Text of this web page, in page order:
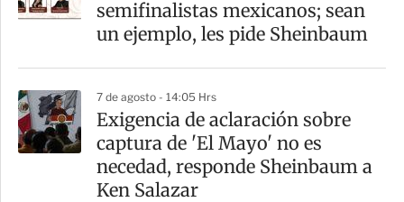
semifinalistas mexicanos; sean
un ejemplo, les pide Sheinbaum
7 de agosto - 14:05 Hrs
Exigencia de aclaración sobre
captura de 'El Mayo' no es
necedad, responde Sheinbaum a
Ken Salazar